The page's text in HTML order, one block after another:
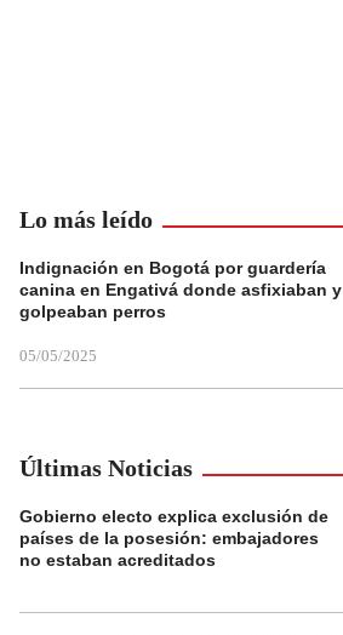
Lo más leído
Indignación en Bogotá por guardería
canina en Engativá donde asfixiaban y
golpeaban perros
05/05/2025
Últimas Noticias
Gobierno electo explica exclusión de
países de la posesión: embajadores
no estaban acreditados